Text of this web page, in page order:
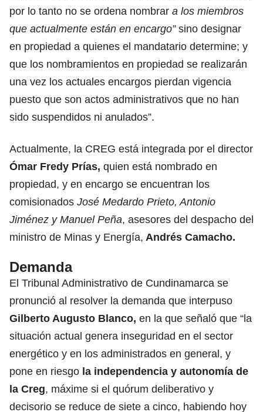
por lo tanto no se ordena nombrar a los miembros
que actualmente están en encargo”sino designar
en propiedad a quienes el mandatario determine; y
que los nombramientos en propiedad se realizarán
una vez los actuales encargos pierdan vigencia
puesto que son actos administrativos que no han
sido suspendidos ni anulados”.
Actualmente, la CREG está integrada por el director
Ómar Fredy Prías, quien está nombrado en
propiedad, y en encargo se encuentran los
comisionados José Medardo Prieto, Antonio
Jiménez y Manuel Peña, asesores del despacho del
ministro de Minas y Energía, Andrés Camacho.
Demanda
El Tribunal Administrativo de Cundinamarca se
pronunció al resolver la demanda que interpuso
Gilberto Augusto Blanco, en la que señaló que “la
situación actual genera inseguridad en el sector
energético y en los administrados en general, y
pone en riesgo la independencia y autonomía de
la Creg, máxime si el quórum deliberativo y
decisorio se reduce de siete a cinco, habiendo hoy